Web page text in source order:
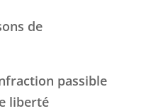
de
passible
liberté